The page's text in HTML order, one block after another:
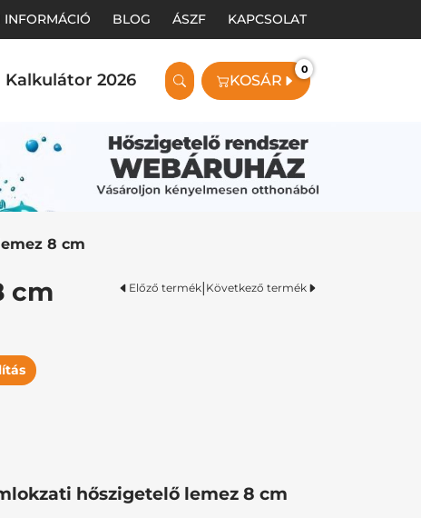
INFORMÁCIÓ BLOG ÁSZF KAPCSOLAT
Kalkulátor 2026 KOSÁR
0
8 cm
cm Előző termék| Következő termék
hőszigetelő lemez 8 cm